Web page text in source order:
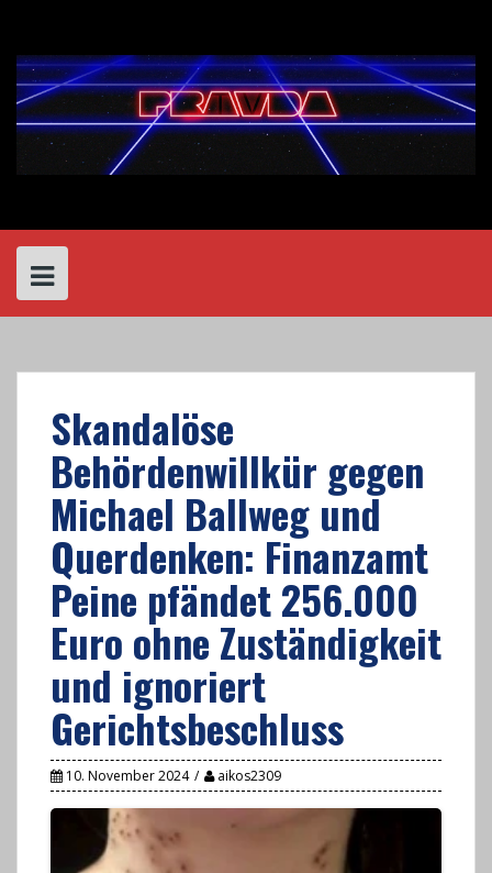
content
Skandalöse
Behördenwillkür gegen
Michael Ballweg und
Querdenken: Finanzamt
Peine pfändet 256.000
Euro ohne Zuständigkeit
und ignoriert
Gerichtsbeschluss
10. November 2024 aikos2309